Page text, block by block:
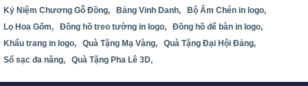
Kỷ Niệm Chương Gỗ Đồng,
Bảng Vinh Danh,
Bộ Ấm Chén in logo,
Lọ Hoa Gốm,
Đồng hồ treo tường in logo,
Đồng hồ để bàn in logo,
Khẩu trang in logo,
Quà Tặng Mạ Vàng,
Quà Tặng Đại Hội Đảng,
Sổ sạc đa năng,
Quà Tặng Pha Lê 3D,